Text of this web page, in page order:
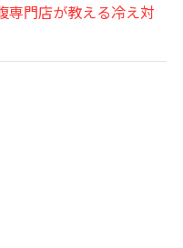
専門店が教える冷え対